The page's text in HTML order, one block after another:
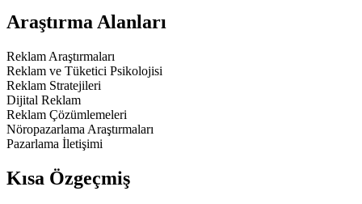
Araştırma Alanları
Reklam Araştırmaları
Reklam ve Tüketici Psikolojisi
Reklam Stratejileri
Dijital Reklam
Reklam Çözümlemeleri
Nöropazarlama Araştırmaları
Pazarlama İletişimi
Kısa Özgeçmiş